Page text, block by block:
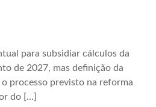
para subsidiar cálculos da
de 2027, mas definição da
processo previsto na reforma
do […]